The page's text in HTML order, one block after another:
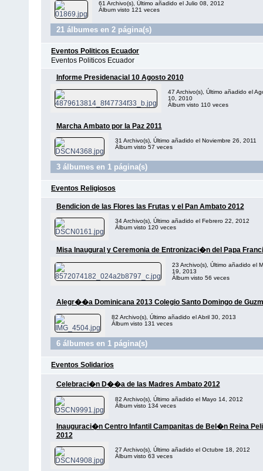
61 Archivo(s), Último añadido el Julio 08, 2012
Álbum visto 121 veces
21 álbumes en 2 página(s)
Eventos Politicos Ecuador
Eventos Politicos Ecuador
Informe Presidenacial 10 Agosto 2010
47 Archivo(s), Último añadido el
10, 2010
Álbum visto 110 veces
Marcha Ambato por la Paz 2011
31 Archivo(s), Último añadido el Noviembre 26, 2011
Álbum visto 57 veces
3 álbumes en 1 página(s)
Eventos Religiosos
Bendicion de las Flores las Frutas y el Pan Ambato 2012
34 Archivo(s), Último añadido el Febrero 22, 2012
Álbum visto 120 veces
Misa Inaugural y Ceremonia de Entronizaci�n del Papa
23 Archivo(s), Último añadido el
19, 2013
Álbum visto 56 veces
Alegr��a Dominicana 2013 Colegio Santo Domingo de
82 Archivo(s), Último añadido el Abril 30, 2013
Álbum visto 131 veces
6 álbumes en 1 página(s)
Eventos Solidarios
Celebraci�n D��a de las Madres Ambato 2012
82 Archivo(s), Último añadido el Mayo 14, 2012
Álbum visto 134 veces
Inauguraci�n Centro Infantil Campanitas de Bel�n Reina
2012
27 Archivo(s), Último añadido el Octubre 18, 2012
Álbum visto 63 veces